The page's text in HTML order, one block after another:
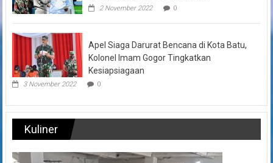
2 November 2022 0
Apel Siaga Darurat Bencana di Kota Batu,
Kolonel Imam Gogor Tingkatkan
Kesiapsiagaan
3 November 2022 0
Kuliner